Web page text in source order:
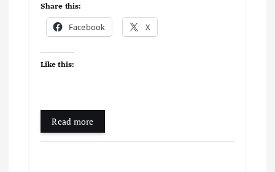
Share this:
Facebook X
Like this:
Read more